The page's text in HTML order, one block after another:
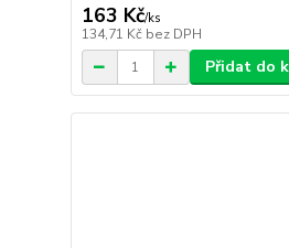
163 Kč/ks
134,71 Kč bez DPH
Přidat do